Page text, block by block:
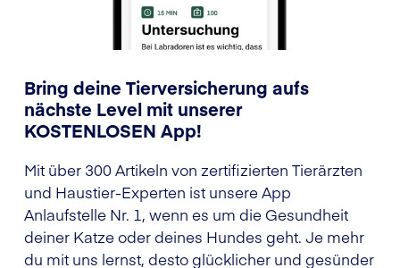
Bring deine Tierversicherung aufs
nächste Level mit unserer
KOSTENLOSEN App!
Mit über 300 Artikeln von zertifizierten Tierärzten
und Haustier-Experten ist unsere App
Anlaufstelle Nr. 1, wenn es um die Gesundheit
deiner Katze oder deines Hundes geht. Je mehr
du mit uns lernst, desto glücklicher und gesünder